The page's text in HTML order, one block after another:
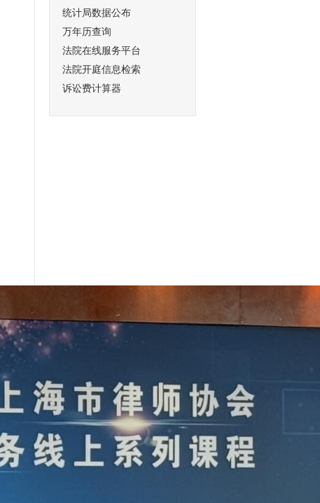
统计局数据公布
万年历查询
法院在线服务平台
法院开庭信息检索
诉讼费计算器